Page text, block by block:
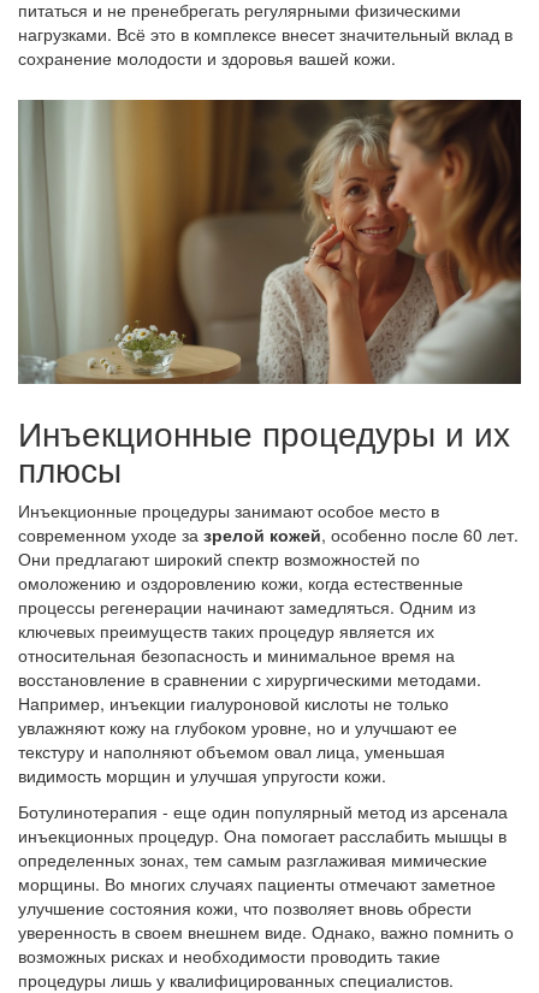
питаться и не пренебрегать регулярными физическими
нагрузками. Всё это в комплексе внесет значительный вклад в
сохранение молодости и здоровья вашей кожи.
Инъекционные процедуры и их
плюсы
Инъекционные процедуры занимают особое место в
современном уходе за зрелой кожей, особенно после 60 лет.
Они предлагают широкий спектр возможностей по
омоложению и оздоровлению кожи, когда естественные
процессы регенерации начинают замедляться. Одним из
ключевых преимуществ таких процедур является их
относительная безопасность и минимальное время на
восстановление в сравнении с хирургическими методами.
Например, инъекции гиалуроновой кислоты не только
увлажняют кожу на глубоком уровне, но и улучшают ее
текстуру и наполняют объемом овал лица, уменьшая
видимость морщин и улучшая упругости кожи.
Ботулинотерапия - еще один популярный метод из арсенала
инъекционных процедур. Она помогает расслабить мышцы в
определенных зонах, тем самым разглаживая мимические
морщины. Во многих случаях пациенты отмечают заметное
улучшение состояния кожи, что позволяет вновь обрести
уверенность в своем внешнем виде. Однако, важно помнить о
возможных рисках и необходимости проводить такие
процедуры лишь у квалифицированных специалистов.